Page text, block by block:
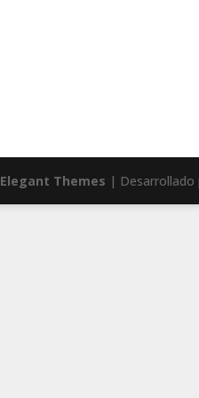
Elegant Themes | Desarrollado